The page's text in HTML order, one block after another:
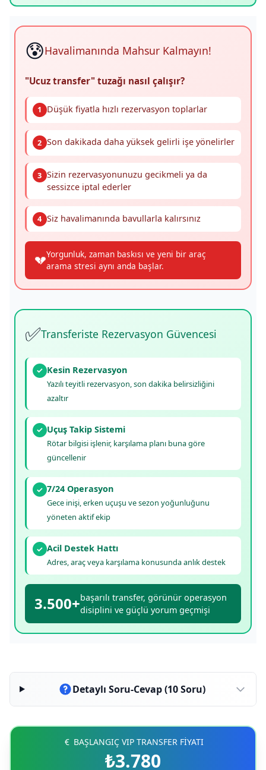
😰Havalimanında Mahsur Kalmayın!
"Ucuz transfer" tuzağı nasıl çalışır?
1 Düşük fiyatla hızlı rezervasyon toplarlar
2 Son dakikada daha yüksek gelirli işe yönelirler
3 Sizin rezervasyonunuzu gecikmeli ya da
sessizce iptal ederler
4 Siz havalimanında bavullarla kalırsınız
💔Yorgunluk, zaman baskısı ve yeni bir araç
arama stresi aynı anda başlar.
✅Transferiste Rezervasyon Güvencesi
✓ Kesin Rezervasyon
Yazılı teyitli rezervasyon, son dakika belirsizliğini
azaltır
✓ Uçuş Takip Sistemi
Rötar bilgisi işlenir, karşılama planı buna göre
güncellenir
✓ 7/24 Operasyon
Gece inişi, erken uçuşu ve sezon yoğunluğunu
yöneten aktif ekip
✓ Acil Destek Hattı
Adres, araç veya karşılama konusunda anlık destek
3.500+başarılı transfer, görünür operasyon
disiplini ve güçlü yorum geçmişi
Detaylı Soru-Cevap (10 Soru)
BAŞLANGIÇ VIP TRANSFER FİYATI
₺3.780